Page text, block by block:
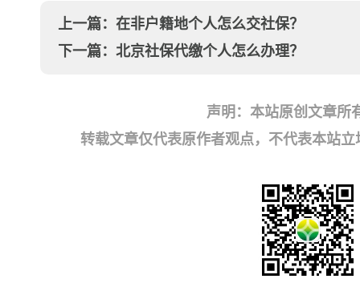
上一篇： 在非户籍地个人怎么交社保？
下一篇： 北京社保代缴个人怎么办理？
声明：本站原创文章所
转载文章仅代表原作者观点，不代表本站